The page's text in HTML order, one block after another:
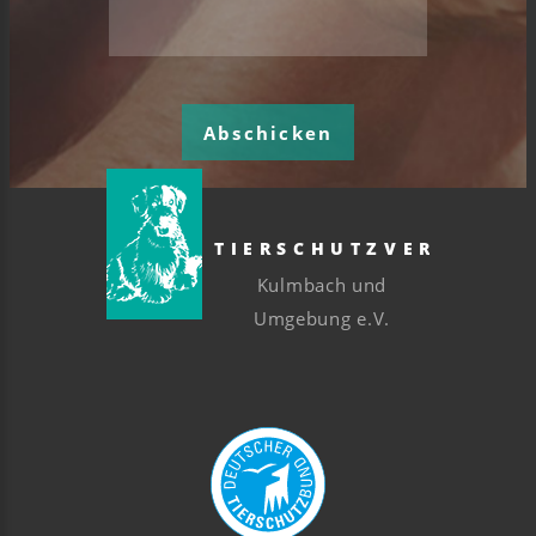
Abschicken
TIERSCHUTZVEREIN
Kulmbach und
Umgebung e.V.